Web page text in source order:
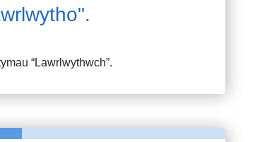
“Lawrlwythwch”.